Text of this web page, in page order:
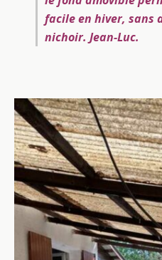
facile en hiver, sans
nichoir. Jean-Luc.